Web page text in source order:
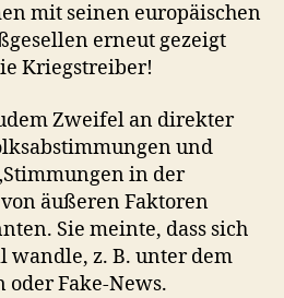
mit seinen europäischen
erneut gezeigt
Kriegstreiber!
Zweifel an direkter
und
in der
äußeren Faktoren
Sie meinte, dass sich
wandle, z. B. unter dem
oder Fake-News.